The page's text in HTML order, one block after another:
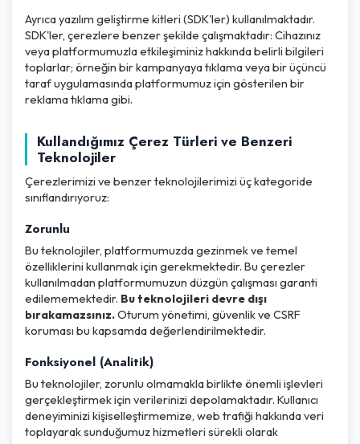
Ayrıca yazılım geliştirme kitleri (SDK'ler) kullanılmaktadır.
SDK'ler, çerezlere benzer şekilde çalışmaktadır: Cihazınız
veya platformumuzla etkileşiminiz hakkında belirli bilgileri
toplarlar; örneğin bir kampanyaya tıklama veya bir üçüncü
taraf uygulamasında platformumuz için gösterilen bir
reklama tıklama gibi.
Kullandığımız Çerez Türleri ve Benzeri
Teknolojiler
Çerezlerimizi ve benzer teknolojilerimizi üç kategoride
sınıflandırıyoruz:
Zorunlu
Bu teknolojiler, platformumuzda gezinmek ve temel
özelliklerini kullanmak için gerekmektedir. Bu çerezler
kullanılmadan platformumuzun düzgün çalışması garanti
edilememektedir. Bu teknolojileri devre dışı
bırakamazsınız.Oturum yönetimi, güvenlik ve CSRF
koruması bu kapsamda değerlendirilmektedir.
Fonksiyonel (Analitik)
Bu teknolojiler, zorunlu olmamakla birlikte önemli işlevleri
gerçekleştirmek için verilerinizi depolamaktadır. Kullanıcı
deneyiminizi kişiselleştirmemize, web trafiği hakkında veri
toplayarak sunduğumuz hizmetleri sürekli olarak